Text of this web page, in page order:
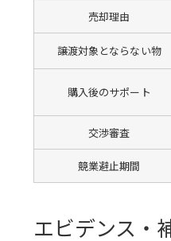
売却理由
譲渡対象とならない物
購入後のサポート
交渉審査
競業避止期間
エビデンス・